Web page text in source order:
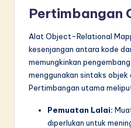
Pertimbangan
Alat Object-Relational
kesenjangan antara kode
memungkinkan
menggunakan sintaks objek
Pertimbangan utama
Pemuatan Lalai:
diperlukan untuk